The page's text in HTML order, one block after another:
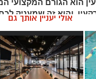
הוא הגורם המקצועי
והוא זה שמעניק
ובטוחות.
אולי יעניין אותך גם